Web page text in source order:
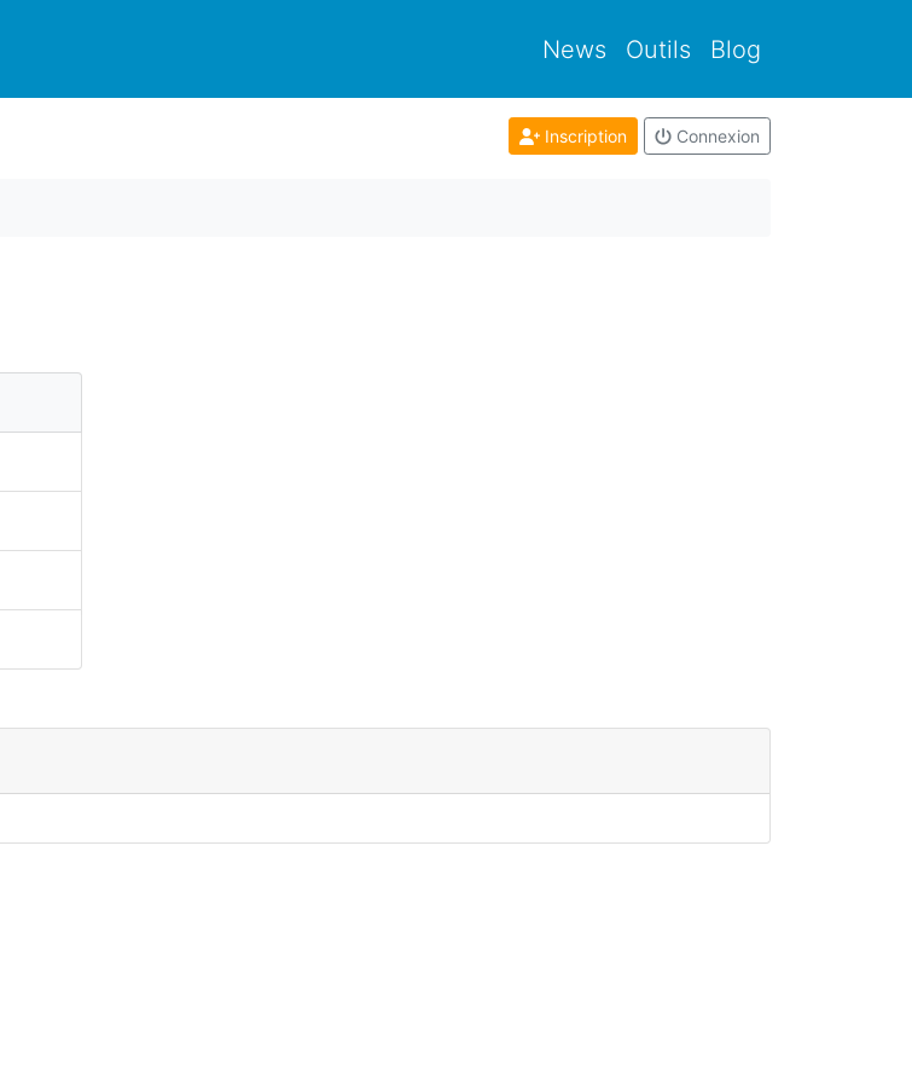
News Outils Blog
Inscription Connexion